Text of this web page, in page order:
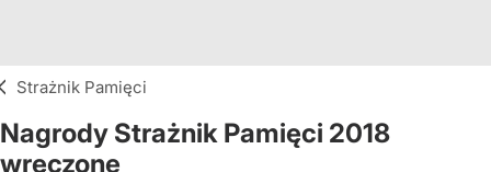
Strażnik Pamięci
Nagrody Strażnik Pamięci 2018
wręczone